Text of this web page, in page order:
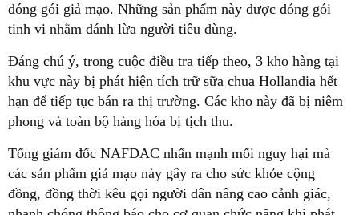
đóng gói giả mạo. Những sản phẩm này được đóng gói
tinh vi nhằm đánh lừa người tiêu dùng.
Đáng chú ý, trong cuộc điều tra tiếp theo, 3 kho hàng tại
khu vực này bị phát hiện tích trữ sữa chua Hollandia hết
hạn để tiếp tục bán ra thị trường. Các kho này đã bị niêm
phong và toàn bộ hàng hóa bị tịch thu.
Tổng giám đốc NAFDAC nhấn mạnh mối nguy hại mà
các sản phẩm giả mạo này gây ra cho sức khỏe cộng
đồng, đồng thời kêu gọi người dân nâng cao cảnh giác,